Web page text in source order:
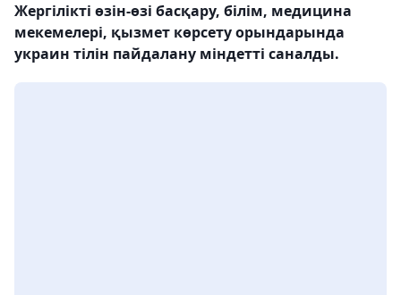
Жергілікті өзін-өзі басқару, білім, медицина
мекемелері, қызмет көрсету орындарында
украин тілін пайдалану міндетті саналды.